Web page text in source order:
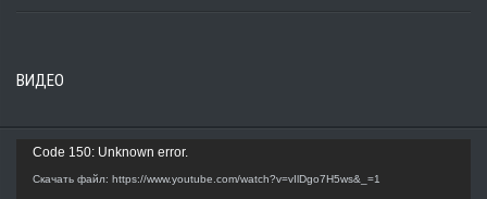
ВИДЕО
Видеоплеер
Code 150: Unknown error.
Скачать файл: https://www.youtube.com/watch?v=vIlDgo7H5ws&_=1